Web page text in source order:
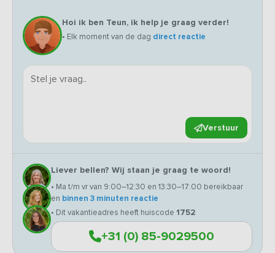
Hoi ik ben Teun, ik help je graag verder!
• Elk moment van de dag direct reactie
Verstuur
Liever bellen? Wij staan je graag te woord!
• Ma t/m vr van 9:00–12:30 en 13:30–17:00 bereikbaar
en binnen 3 minuten reactie
• Dit vakantieadres heeft huiscode 1752
+31 (0) 85-9029500